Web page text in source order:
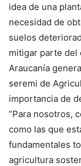
idea de una
necesidad de
suelos
mitigar parte del
Araucanía
seremi de
importancia de
“Para nosotros,
como las que
fundamentales
agricultura